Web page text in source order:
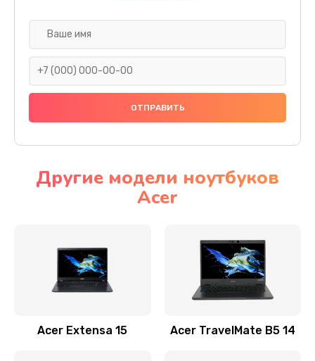
Ремонт подсветки
Настройка BIOS
Замена видеочипа
Заказать
Другие модели ноутбуков
Acer
Acer Extensa 15 Acer TravelMate B5 14